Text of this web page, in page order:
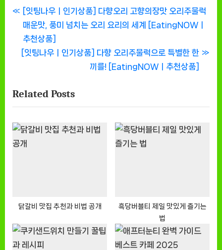
글
탐
색
P
r
e
v
u
s
o
s
[잇팅나우ㅣ인기상품] 다향오리 고향의장맛 오리주물럭
매운맛, 풍미 넘치는 오리 요리의 세계 [EatingNOWㅣ
추천상품]
N
t
P
s
t
[잇팅나우ㅣ인기상품] 다향 오리주물럭으로 특별한 한
끼를! [EatingNOWㅣ추천상품]
Related Posts
닭갈비 맛집 추천과 비법 공개
흑당버블티 제일 맛있게 즐기는
법